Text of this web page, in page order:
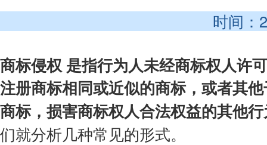
登记信息
协会章程
时间：
商标侵权 是指行为人未经商标权人许
注册商标相同或近似的商标，或者其
商标，损害商标权人合法权益的其他
们就分析几种常见的形式。